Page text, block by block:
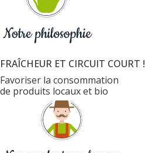
FRAÎCHEUR ET CIRCUIT COURT !
Favoriser la consommation
de produits locaux et bio